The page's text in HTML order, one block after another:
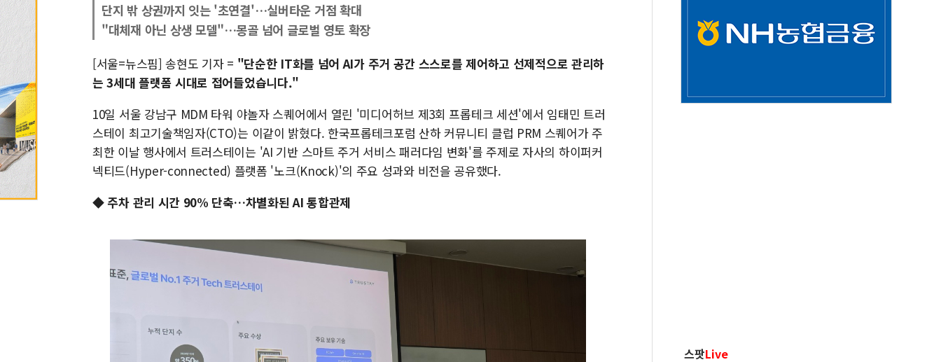
단지 밖 상권까지 잇는 '초연결'…실버타운 거점 확대
"대체재 아닌 상생 모델"…몽골 넘어 글로벌 영토 확장
[서울=뉴스핌] 송현도 기자 = "단순한 IT화를 넘어 AI가 주거 공간 스스로를 제어하고 선제적으로 관리하
는 3세대 플랫폼 시대로 접어들었습니다."
10일 서울 강남구 MDM 타워 야놀자 스퀘어에서 열린 '미디어허브 제3회 프롭테크 세션'에서 임태민 트러
스테이 최고기술책임자(CTO)는 이같이 밝혔다. 한국프롭테크포럼 산하 커뮤니티 클럽 PRM 스퀘어가 주
최한 이날 행사에서 트러스테이는 'AI 기반 스마트 주거 서비스 패러다임 변화'를 주제로 자사의 하이퍼커
넥티드(Hyper-connected) 플랫폼 '노크(Knock)'의 주요 성과와 비전을 공유했다.
◆ 주차 관리 시간 90% 단축…차별화된 AI 통합관제
스팟Live